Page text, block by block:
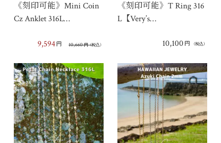
《刻印可能》Mini Coin
Cz Anklet 316L…
10,660円（税込）
9,594 円
《刻印可能》T Ring 316
L【Very’s…
10,100 円 （税込）